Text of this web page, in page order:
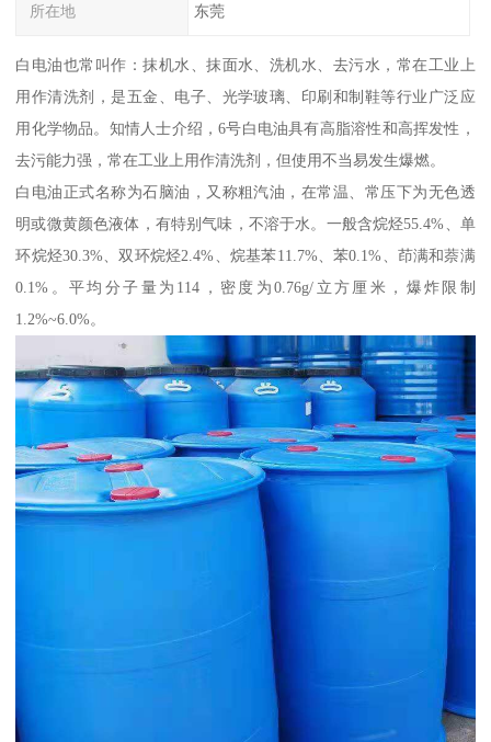
所在地 东莞
白电油也常叫作：抹机水、抹面水、洗机水、去污水，常在工业上
用作清洗剂，是五金、电子、光学玻璃、印刷和制鞋等行业广泛应
用化学物品。知情人士介绍，6号白电油具有高脂溶性和高挥发性，
去污能力强，常在工业上用作清洗剂，但使用不当易发生爆燃。
白电油正式名称为石脑油，又称粗汽油，在常温、常压下为无色透
明或微黄颜色液体，有特别气味，不溶于水。一般含烷烃55.4%、单
环烷烃30.3%、双环烷烃2.4%、烷基苯11.7%、苯0.1%、茚满和萘满
0.1%。平均分子量为114，密度为0.76g/立方厘米，爆炸限制
1.2%~6.0%。